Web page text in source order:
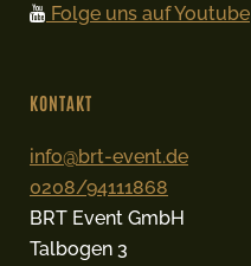
Folge uns auf Youtube
KONTAKT
info@brt-event.de
0208/94111868
BRT Event GmbH
Talbogen 3